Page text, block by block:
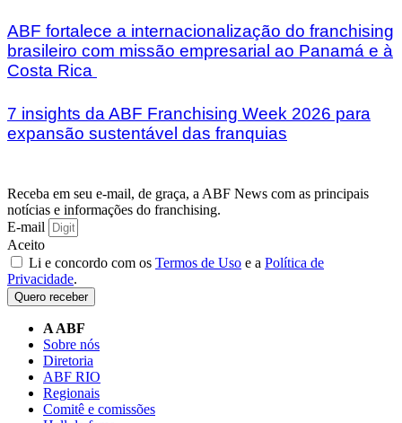
ABF fortalece a internacionalização do franchising
brasileiro com missão empresarial ao Panamá e à
Costa Rica
7 insights da ABF Franchising Week 2026 para
expansão sustentável das franquias
Receba em seu e-mail, de graça, a ABF News com as principais
notícias e informações do franchising.
E-mail
Aceito
Li e concordo com os Termos de Uso e a Política de
Privacidade.
Quero receber
A ABF
Sobre nós
Diretoria
ABF RIO
Regionais
Comitê e comissões